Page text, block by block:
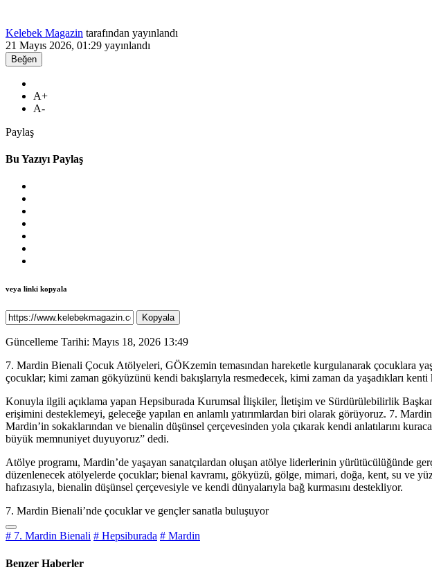
Kelebek Magazin tarafından yayınlandı
21 Mayıs 2026, 01:29 yayınlandı
Beğen
A+
A-
Paylaş
Bu Yazıyı Paylaş
veya linki kopyala
Kopyala
Güncelleme Tarihi: Mayıs 18, 2026 13:49
7. Mardin Bienali Çocuk Atölyeleri, GÖKzemin temasından hareketle kurgulanarak çocuklara
çocuklar; kimi zaman gökyüzünü kendi bakışlarıyla resmedecek, kimi zaman da yaşadıkları
Konuyla ilgili açıklama yapan Hepsiburada Kurumsal İlişkiler, İletişim ve Sürdürülebilirlik
erişimini desteklemeyi, geleceğe yapılan en anlamlı yatırımlardan biri olarak görüyoruz. 7.
Mardin’in sokaklarından ve bienalin düşünsel çerçevesinden yola çıkarak kendi anlatılarını
büyük memnuniyet duyuyoruz” dedi.
Atölye programı, Mardin’de yaşayan sanatçılardan oluşan atölye liderlerinin yürütücülüğünde
düzenlenecek atölyelerde çocuklar; bienal kavramı, gökyüzü, gölge, mimari, doğa, kent, su ve
hafızasıyla, bienalin düşünsel çerçevesiyle ve kendi dünyalarıyla bağ kurmasını destekliyor.
7. Mardin Bienali’nde çocuklar ve gençler sanatla buluşuyor
# 7. Mardin Bienali # Hepsiburada # Mardin
Benzer Haberler